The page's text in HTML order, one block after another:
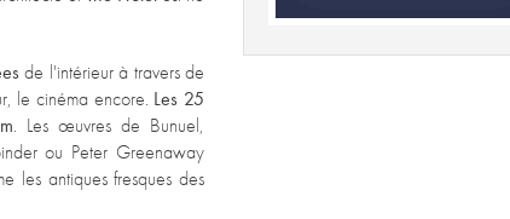
de l'intérieur à travers de
le cinéma encore. Les 25
. Les œuvres de Bunuel,
ou Peter Greenaway
les antiques fresques des